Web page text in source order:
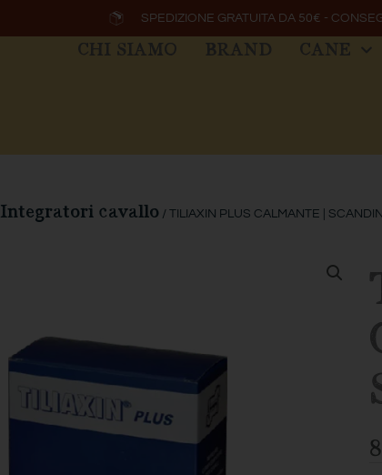
SPEDIZIONE GRATUITA DA 50€ -
CHI SIAMO BRAND CANE
Integratori cavallo / TILIAXIN PLUS CALMANTE |